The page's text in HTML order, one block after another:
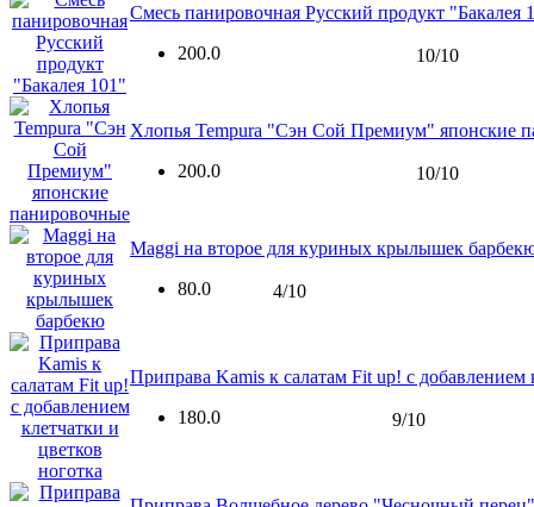
Смесь панировочная Русский продукт "Бакалея
200.0
10/10
Хлопья Tempura "Сэн Сой Премиум" японские
200.0
10/10
Maggi на второе для куриных крылышек
80.0
4/10
Приправа Kamis к салатам Fit up! с добавлением
180.0
9/10